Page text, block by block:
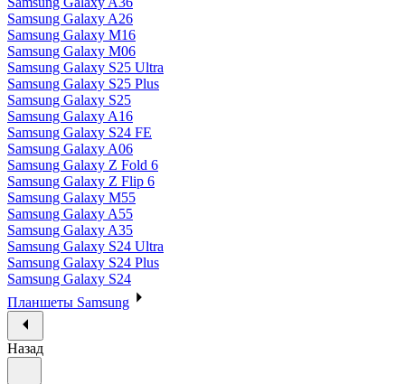
Samsung Galaxy A26
Samsung Galaxy M16
Samsung Galaxy M06
Samsung Galaxy S25 Ultra
Samsung Galaxy S25 Plus
Samsung Galaxy S25
Samsung Galaxy A16
Samsung Galaxy S24 FE
Samsung Galaxy A06
Samsung Galaxy Z Fold 6
Samsung Galaxy Z Flip 6
Samsung Galaxy M55
Samsung Galaxy A55
Samsung Galaxy A35
Samsung Galaxy S24 Ultra
Samsung Galaxy S24 Plus
Samsung Galaxy S24
Планшеты Samsung
Назад